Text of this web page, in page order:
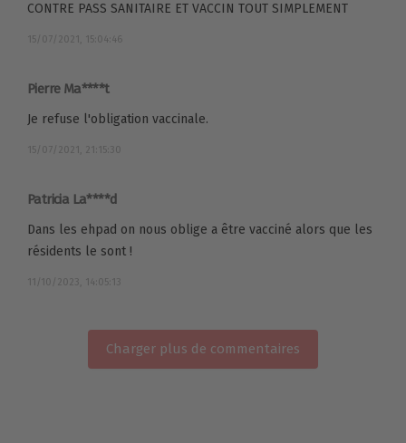
CONTRE PASS SANITAIRE ET VACCIN TOUT SIMPLEMENT
15/07/2021, 15:04:46
Pierre Ma****t
Je refuse l'obligation vaccinale.
15/07/2021, 21:15:30
Patricia La****d
Dans les ehpad on nous oblige a être vacciné alors que les
résidents le sont !
11/10/2023, 14:05:13
Charger plus de commentaires